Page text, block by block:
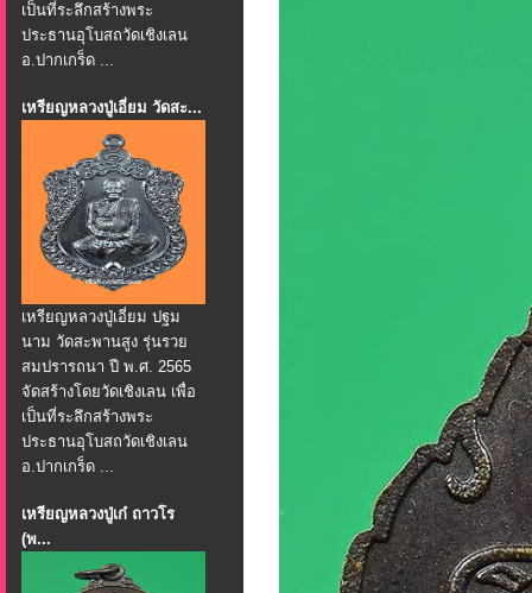
เป็นที่ระลึกสร้างพระ
ประธานอุโบสถวัดเชิงเลน
อ.ปากเกร็ด ...
เหรียญหลวงปู่เอี่ยม วัดสะ...
เหรียญหลวงปู่เอี่ยม ปฐม
นาม วัดสะพานสูง รุ่นรวย
สมปรารถนา ปี พ.ศ. 2565
จัดสร้างโดยวัดเชิงเลน เพื่อ
เป็นที่ระลึกสร้างพระ
ประธานอุโบสถวัดเชิงเลน
อ.ปากเกร็ด ...
เหรียญหลวงปู่เก๋ ถาวโร
(พ...